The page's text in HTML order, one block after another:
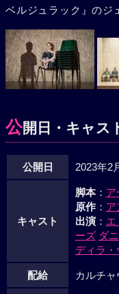
ベルジュラック』のジ
公開日・キャス
公開日 2023年2
キャスト
脚本： ア
原作： ア
出演： エ
ーズ ダ
ディラ・
配給 カルチ